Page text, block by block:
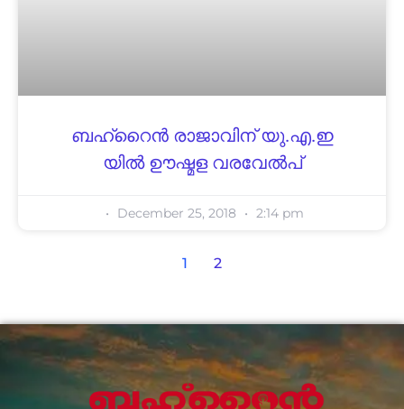
ബഹ്‌റൈൻ രാജാവിന് യു.എ.ഇ
യിൽ ഊഷ്മള വരവേൽപ്
December 25, 2018 2:14 pm
1 2